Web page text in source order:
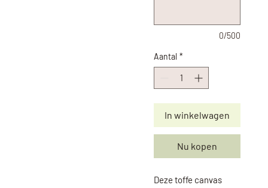
0/500
Aantal *
In winkelwagen
Nu kopen
Deze toffe canvas